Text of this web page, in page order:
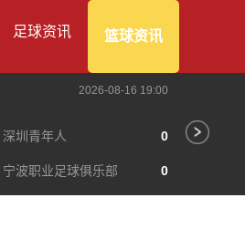
足球资讯 篮球资讯
2026-08-16 19:00
深圳青年人 0
宁波职业足球俱乐部 0